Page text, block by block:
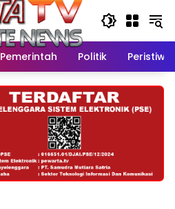
Pemerintah Politik Peristiwa